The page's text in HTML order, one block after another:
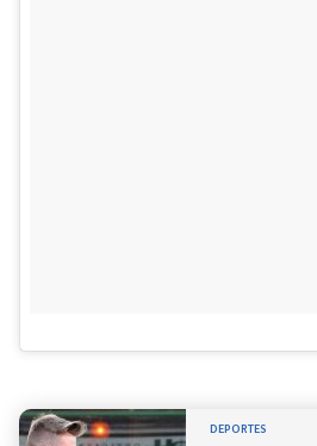
DEPORTES